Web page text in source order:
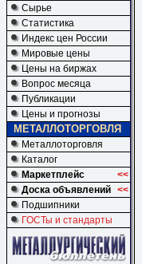
Сырье
Статистика
Индекс цен России
Мировые цены
Цены на биржах
Вопрос месяца
Публикации
Цены и прогнозы
МЕТАЛЛОТОРГОВЛЯ
Металлоторговля
Каталог
Маркетплейс
<<
Доска объявлений <<
Подшипники
ГОСТы и стандарты